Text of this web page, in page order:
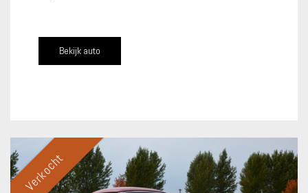
Bekijk auto
Verkocht